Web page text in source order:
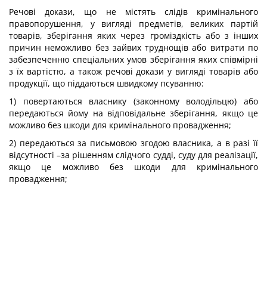
Речові докази, що не містять слідів кримінального
правопорушення, у вигляді предметів, великих партій
товарів, зберігання яких через громіздкість або з інших
причин неможливо без зайвих труднощів або витрати по
забезпеченню спеціальних умов зберігання яких співмірні
з їх вартістю, а також речові докази у вигляді товарів або
продукції, що піддаються швидкому псуванню:
1) повертаються власнику (законному володільцю) або
передаються йому на відповідальне зберігання, якщо це
можливо без шкоди для кримінального провадження;
2) передаються за письмовою згодою власника, а в разі її
відсутності –за рішенням слідчого судді, суду для реалізації,
якщо це можливо без шкоди для кримінального
провадження;